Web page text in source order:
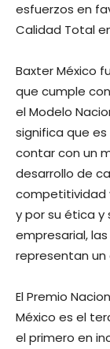
esfuerzos en
Calidad Total
Baxter México
que cumple
el Modelo
significa que
contar con un
desarrollo de
competitividad
y por su ética y
empresarial,
representan un
El Premio
México es el
el primero en